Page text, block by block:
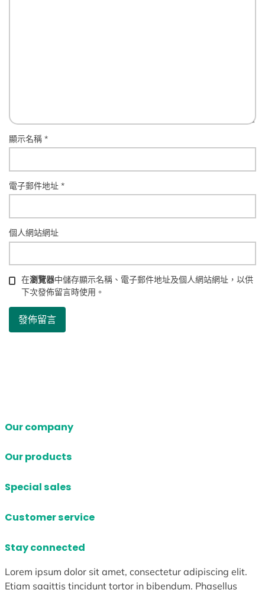
顯示名稱*
電子郵件地址*
個人網站網址
在瀏覽器中儲存顯示名稱、電子郵件地址及個人網站網址，以供
下次發佈留言時使用。
Our company
Our products
Special sales
Customer service
Stay connected
Lorem ipsum dolor sit amet, consectetur adipiscing elit.
Etiam sagittis tincidunt tortor in bibendum. Phasellus